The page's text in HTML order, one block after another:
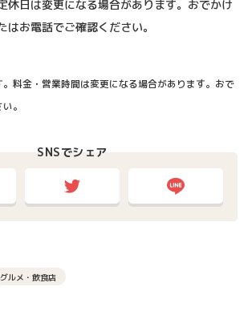
休日は変更になる場合があります。おでかけ
はお電話でご確認ください。
料金・営業時間は変更になる場合があります。おで
。
SNSでシェア
ルメ・飲食店